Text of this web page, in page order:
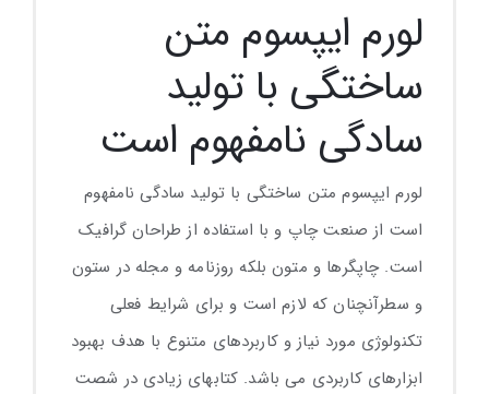
لورم ایپسوم متن
ساختگی با تولید
سادگی نامفهوم است
لورم ایپسوم متن ساختگی با تولید سادگی نامفهوم
است از صنعت چاپ و با استفاده از طراحان گرافیک
است. چاپگرها و متون بلکه روزنامه و مجله در ستون
و سطرآنچنان که لازم است و برای شرایط فعلی
تکنولوژی مورد نیاز و کاربردهای متنوع با هدف بهبود
ابزارهای کاربردی می باشد. کتابهای زیادی در شصت